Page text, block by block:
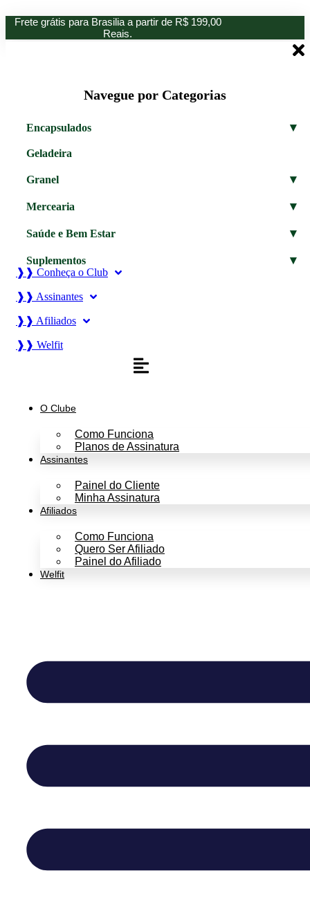
para
Frete grátis para Brasilia a partir de R$ 199,00
Reais.
Navegue por Categorias
Encapsulados ▾
Geladeira
Granel ▾
Mercearia ▾
Saúde e Bem Estar ▾
Suplementos ▾
❱❱ Conheça o Club
❱❱ Assinantes
❱❱ Afiliados
❱❱ Welfit
O Clube
Como Funciona
Planos de Assinatura
Assinantes
Painel do Cliente
Minha Assinatura
Afiliados
Como Funciona
Quero Ser Afiliado
Painel do Afiliado
Welfit